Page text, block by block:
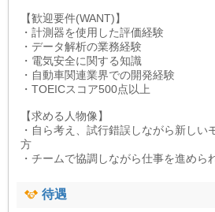
【歓迎要件(WANT)】
・計測器を使用した評価経験
・データ解析の業務経験
・電気安全に関する知識
・自動車関連業界での開発経験
・TOEICスコア500点以上
【求める人物像】
・自ら考え、試行錯誤しながら新しい
方
・チームで協調しながら仕事を進めら
待遇